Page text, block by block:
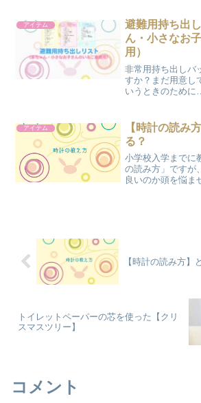
考にしてみてくだ
アイテム
避難用持ち出
ん・小さなお
用）
非常用持ち出しバ
すか？まだ用意し
いうときのために
ょう！
アイテム
【時計の読み
る？
小学校入学までに
の読み方」ですが
良いのか頭を悩ま
【時計の読み方】
トイレットペーパーの芯を使った【クリ
スマスツリー】
コメント